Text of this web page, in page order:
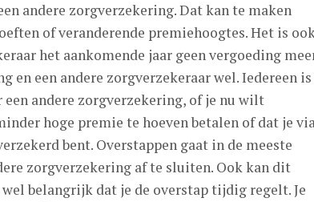
andere zorgverzekering. Dat kan te maken
of veranderende premiehoogtes. Het is
het aankomende jaar geen vergoeding
en een andere zorgverzekeraar wel. Iedereen is
andere zorgverzekering, of je nu wilt
hoge premie te hoeven betalen of dat je
bent. Overstappen gaat in de meeste
zorgverzekering af te sluiten. Ook kan dit
belangrijk dat je de overstap tijdig regelt. Je